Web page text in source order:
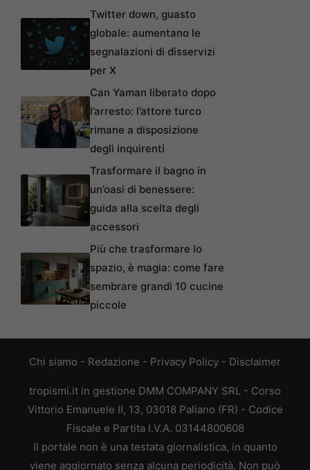
Twitter down, guasto
globale: aumentano le
segnalazioni di disservizi
per X
Can Yaman liberato dopo
l’arresto: l’attore turco
rimane a disposizione
degli inquirenti
Trasformare il bagno in
un’oasi di benessere:
guida alla scelta degli
accessori
Più che trasformare lo
spazio, è magia: come fare
sembrare grandi 10 cucine
piccole
Chi siamo - Redazione - Privacy Policy - Disclaimer
tropismi.it in gestione DMM COMPANY SRL - Corso
Vittorio Emanuele II, 13, 03018 Paliano (FR) - Codice
Fiscale e Partita I.V.A. 03144800608
Il portale non è una testata giornalistica, in quanto
viene aggiornato senza alcuna periodicità. Non può